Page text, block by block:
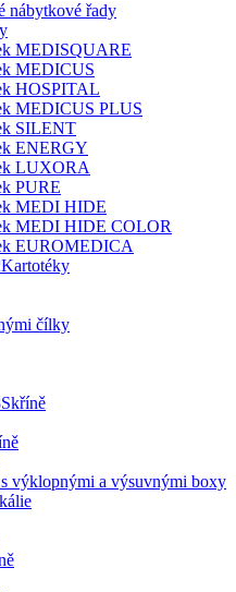
nábytkové řady
MEDISQUARE
MEDICUS
HOSPITAL
MEDICUS PLUS
SILENT
ENERGY
LUXORA
PURE
MEDI HIDE
MEDI HIDE COLOR
EUROMEDICA
Kartotéky
čílky
Skříně
výklopnými a výsuvnými boxy